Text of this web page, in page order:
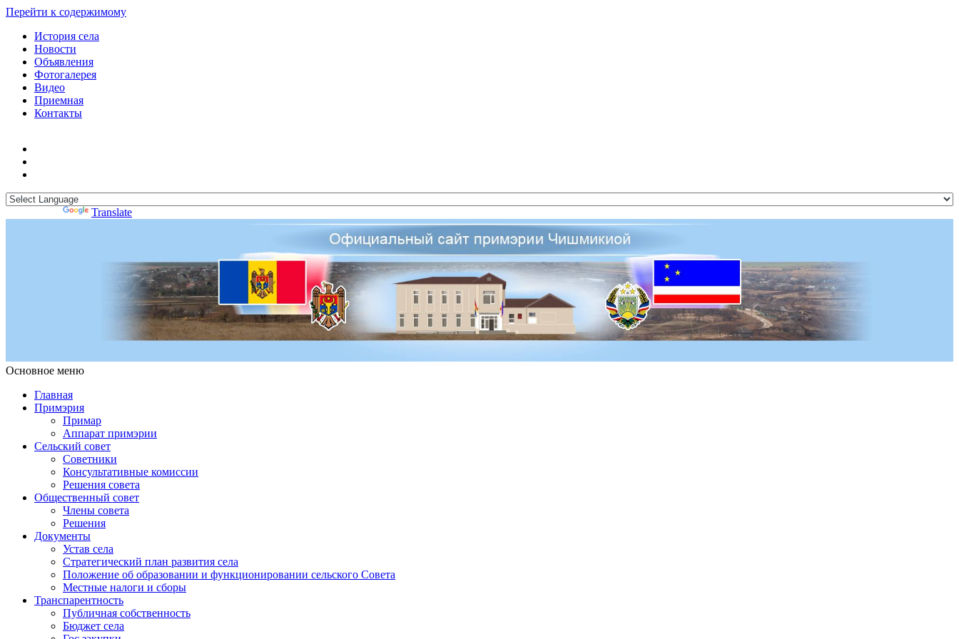
Перейти к содержимому
История села
Новости
Объявления
Фотогалерея
Видео
Приемная
Контакты
Translate
Основное меню
Примэрия Чишмикиой
Главная
Примэрия
Примар
Аппарат примэрии
Сельский совет
Советники
Консультативные комиссии
Решения совета
Общественный совет
Члены совета
Решения
Документы
Устав села
Стратегический план развития села
Положение об образовании и функционировании сельского Совета
Местные налоги и сборы
Транспарентность
Публичная собственность
Бюджет села